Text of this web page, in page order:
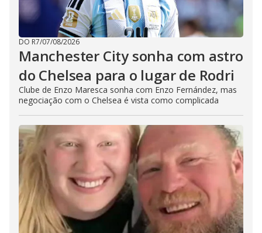
DO R7/07/08/2026
Manchester City sonha com astro
do Chelsea para o lugar de Rodri
Clube de Enzo Maresca sonha com Enzo Fernández, mas
negociação com o Chelsea é vista como complicada